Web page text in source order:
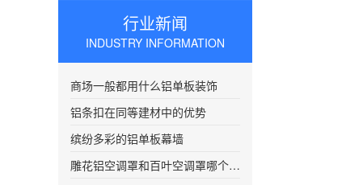
行业新闻
INDUSTRY INFORMATION
商场一般都用什么铝单板装饰
铝条扣在同等建材中的优势
缤纷多彩的铝单板幕墙
雕花铝空调罩和百叶空调罩哪个比较好？